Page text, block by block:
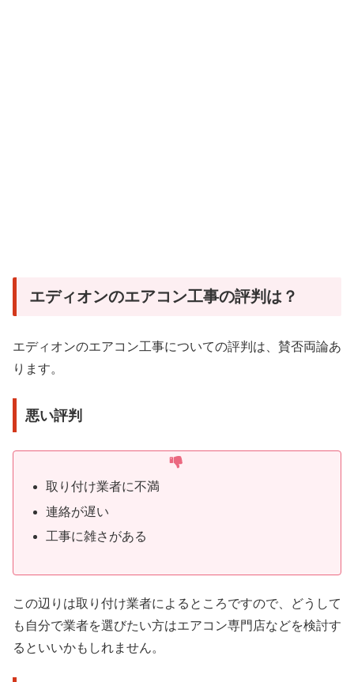
エディオンのエアコン工事の評判は？
エディオンのエアコン工事についての評判は、賛否両論あ
ります。
悪い評判
取り付け業者に不満
連絡が遅い
工事に雑さがある
この辺りは取り付け業者によるところですので、どうして
も自分で業者を選びたい方はエアコン専門店などを検討す
るといいかもしれません。